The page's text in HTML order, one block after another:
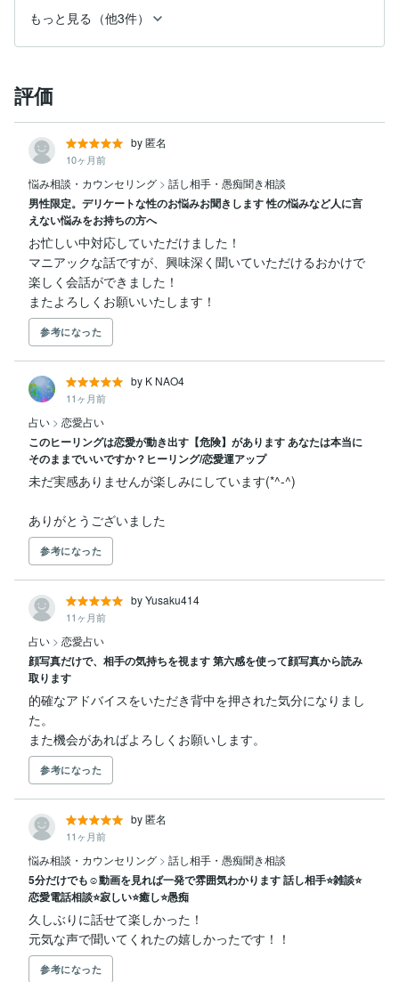
もっと見る（他3件）
評価
by 匿名
10ヶ月前
悩み相談・カウンセリング > 話し相手・愚痴聞き相談
男性限定。デリケートな性のお悩みお聞きします 性の悩みなど人に言
えない悩みをお持ちの方へ
お忙しい中対応していただけました！
マニアックな話ですが、興味深く聞いていただけるおかけで
楽しく会話ができました！
またよろしくお願いいたします！
参考になった
by K NAO4
11ヶ月前
占い > 恋愛占い
このヒーリングは恋愛が動き出す【危険】があります あなたは本当に
そのままでいいですか？ヒーリング/恋愛運アップ
未だ実感ありませんが楽しみにしています(*^-^)
ありがとうございました
参考になった
by Yusaku414
11ヶ月前
占い > 恋愛占い
顔写真だけで、相手の気持ちを視ます 第六感を使って顔写真から読み
取ります
的確なアドバイスをいただき背中を押された気分になりまし
た。
また機会があればよろしくお願いします。
参考になった
by 匿名
11ヶ月前
悩み相談・カウンセリング > 話し相手・愚痴聞き相談
5分だけでも☺️動画を見れば一発で雰囲気わかります 話し相手⭐️雑談⭐️
恋愛電話相談⭐️寂しい⭐️癒し⭐️愚痴
久しぶりに話せて楽しかった！
元気な声で聞いてくれたの嬉しかったです！！
参考になった